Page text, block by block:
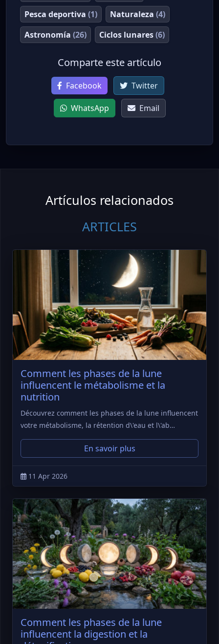
Pesca deportiva (1) Naturaleza (4)
Astronomía (26) Ciclos lunares(6)
Comparte este artículo
Facebook Twitter
WhatsApp Email
Artículos relacionados
ARTICLES
Comment les phases de la lune
influencent le métabolisme et la
nutrition
Découvrez comment les phases de la lune influencent
votre métabolisme, la rétention d\'eau et l\'ab…
En savoir plus
11 Apr 2026
Comment les phases de la lune
influencent la digestion et la